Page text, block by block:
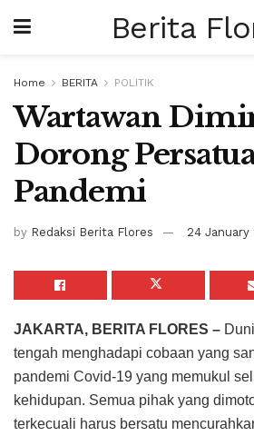
Berita
Home BERITA POLITIK
Wartawan
Dorong
Pandemi
by Redaksi Berita Flores 24 January
JAKARTA, BERITA FLORES –
tengah menghadapi cobaan yang
pandemi Covid-19 yang memukul
kehidupan. Semua pihak yang
terkecuali harus bersatu